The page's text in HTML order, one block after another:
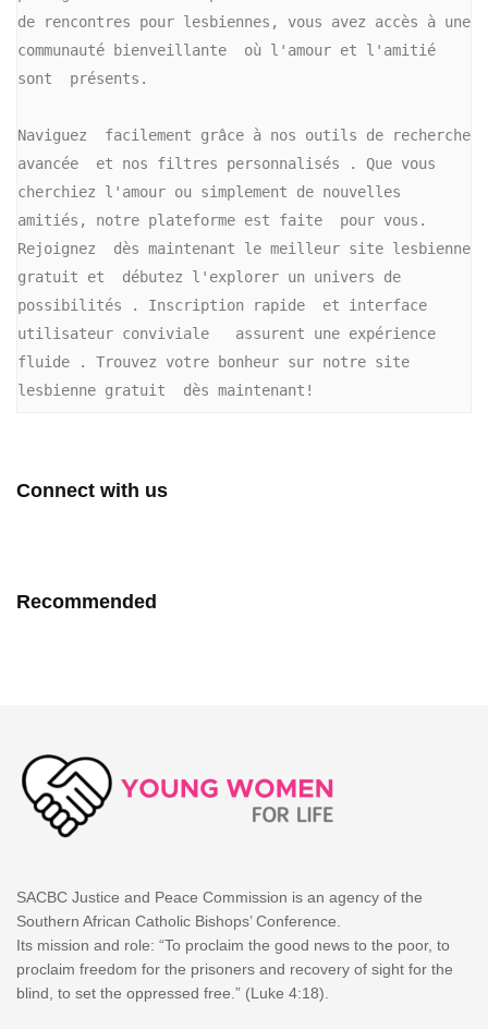
de rencontres pour lesbiennes, vous avez accès à une
communauté bienveillante  où l'amour et l'amitié
sont  présents.
Naviguez  facilement grâce à nos outils de recherche
avancée  et nos filtres personnalisés . Que vous
cherchiez l'amour ou simplement de nouvelles
amitiés, notre plateforme est faite  pour vous.
Rejoignez  dès maintenant le meilleur site lesbienne
gratuit et  débutez l'explorer un univers de
possibilités . Inscription rapide  et interface
utilisateur conviviale   assurent une expérience
fluide . Trouvez votre bonheur sur notre site
lesbienne gratuit  dès maintenant!
Connect with us
Recommended
SACBC Justice and Peace Commission is an agency of the
Southern African Catholic Bishops’ Conference.
Its mission and role: “To proclaim the good news to the poor, to
proclaim freedom for the prisoners and recovery of sight for the
blind, to set the oppressed free.” (Luke 4:18).